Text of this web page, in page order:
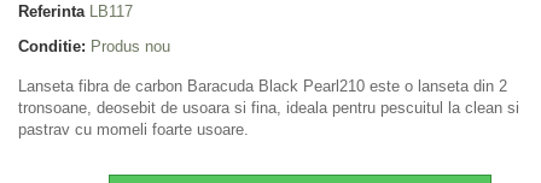
Referinta
LB117
Conditie: Produs nou
Lanseta fibra de carbon Baracuda Black Pearl210 este o lanseta din 2
tronsoane, deosebit de usoara si fina, ideala pentru pescuitul la clean si
pastrav cu momeli foarte usoare.